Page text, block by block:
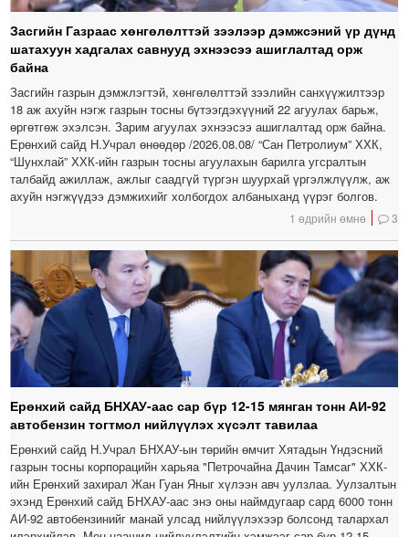
Засгийн Газраас хөнгөлөлттэй зээлээр дэмжсэний үр дүнд
шатахуун хадгалах савнууд эхнээсээ ашиглалтад орж
байна
Засгийн газрын дэмжлэгтэй, хөнгөлөлттэй зээлийн санхүүжилтээр
18 аж ахуйн нэгж газрын тосны бүтээгдэхүүний 22 агуулах барьж,
өргөтгөж эхэлсэн. Зарим агуулах эхнээсээ ашиглалтад орж байна.
Ерөнхий сайд Н.Учрал өнөөдөр /2026.08.08/ “Сан Петролиум” ХХК,
“Шунхлай” ХХК-ийн газрын тосны агуулахын барилга угсралтын
талбайд ажиллаж, ажлыг саадгүй түргэн шуурхай үргэлжлүүлж, аж
ахуйн нэгжүүдээ дэмжихийг холбогдох албаныханд үүрэг болгов.
1 өдрийн өмнө 3
Ерөнхий сайд БНХАУ-аас сар бүр 12-15 мянган тонн АИ-92
автобензин тогтмол нийлүүлэх хүсэлт тавилаа
Ерөнхий сайд Н.Учрал БНХАУ-ын төрийн өмчит Хятадын Үндэсний
газрын тосны корпорацийн харьяа "Петрочайна Дачин Тамсаг" ХХК-
ийн Ерөнхий захирал Жан Гуан Яныг хүлээн авч уулзлаа. Уулзалтын
эхэнд Ерөнхий сайд БНХАУ-аас энэ оны наймдугаар сард 6000 тонн
АИ-92 автобензинийг манай улсад нийлүүлэхээр болсонд талархал